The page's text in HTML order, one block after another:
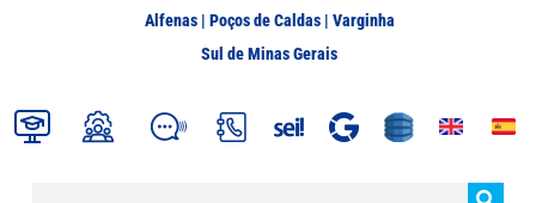
Alfenas | Poços de Caldas | Varginha
Sul de Minas Gerais